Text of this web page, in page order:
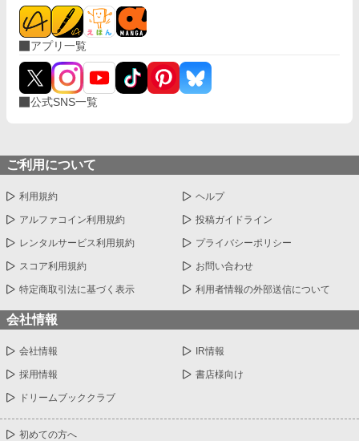
アプリ一覧
公式SNS一覧
ご利用について
利用規約 ヘルプ
アルファコイン利用規約 投稿ガイドライン
レンタルサービス利用規約 プライバシーポリシー
スコア利用規約 お問い合わせ
特定商取引法に基づく表示 利用者情報の外部送信について
会社情報
会社情報 IR情報
採用情報 書店様向け
ドリームブッククラブ
初めての方へ